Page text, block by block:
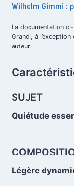
Wilhelm Gimmi :
La documentation
Grandi, à
auteur.
.
SUJET
Quiétude
Légère